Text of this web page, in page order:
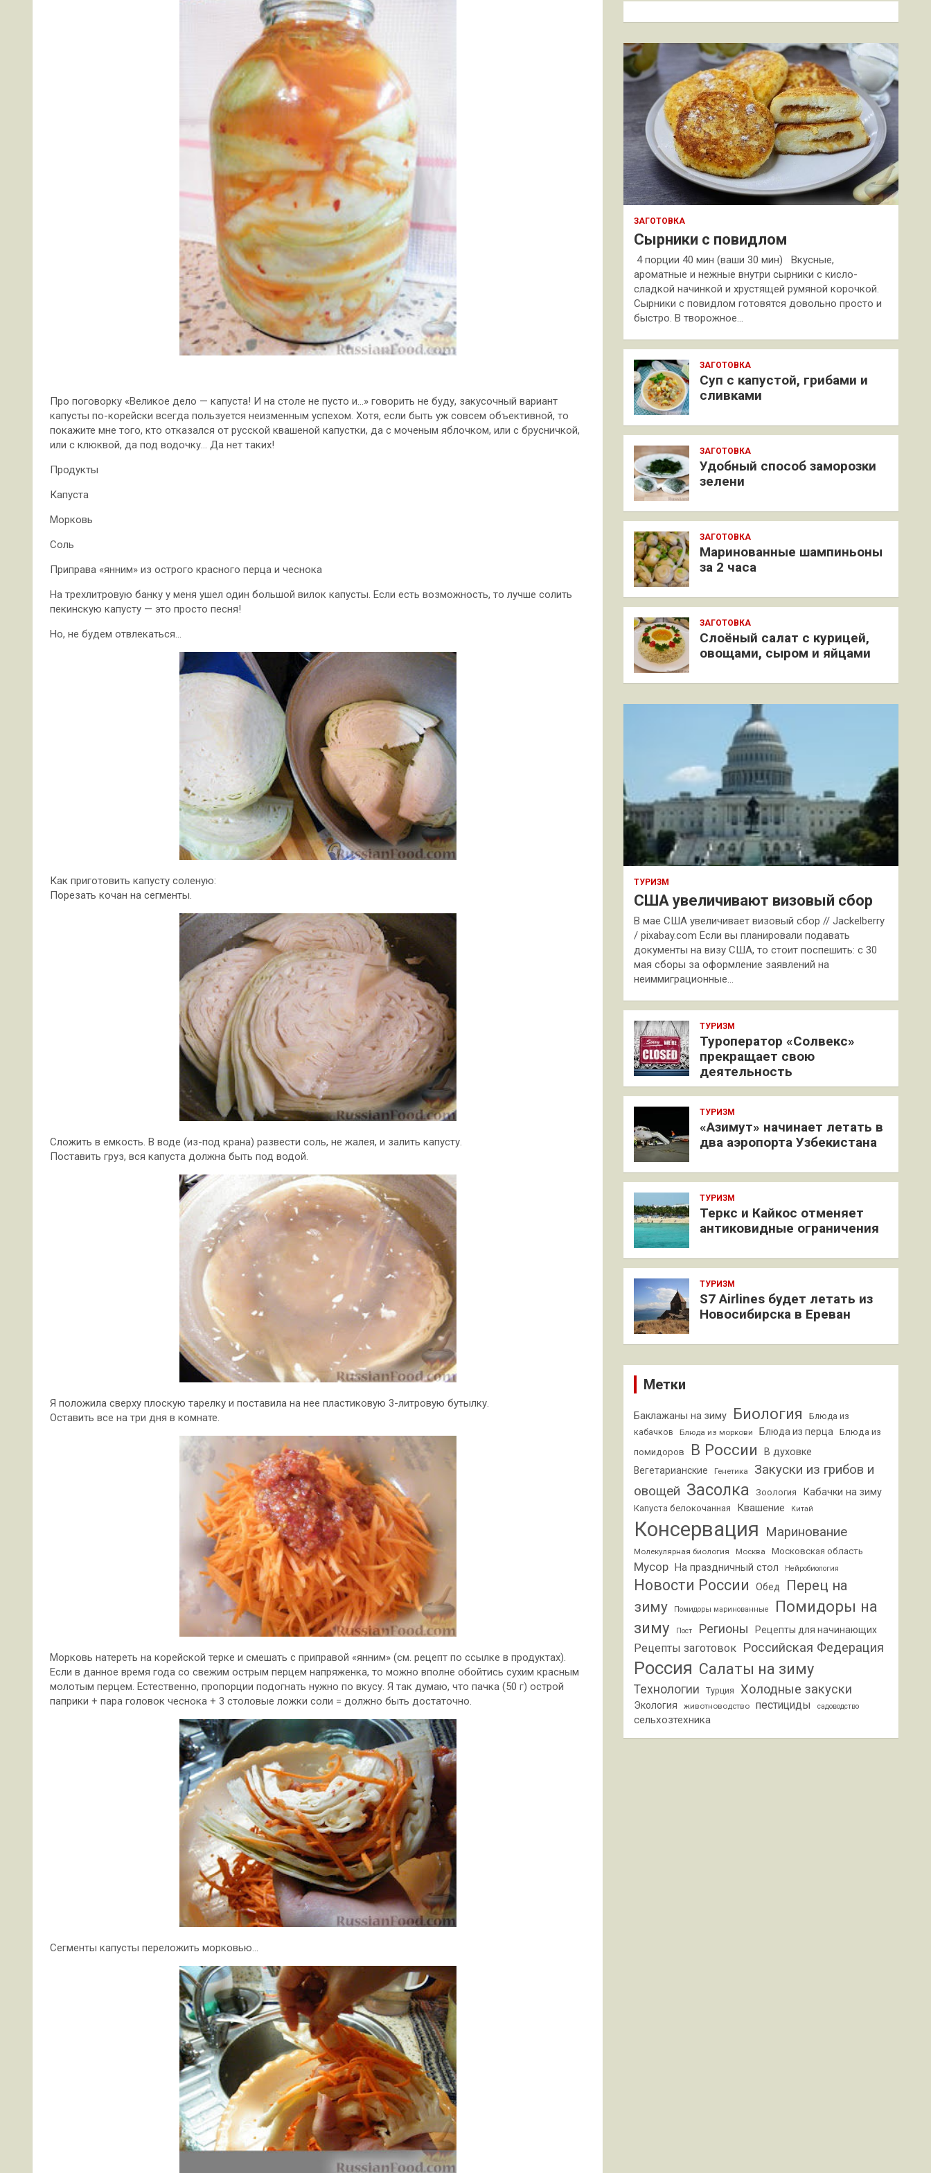
Про поговорку «Великое дело — капуста! И на столе не пусто и…» говорить не буду, закусочный вариант
капусты по-корейски всегда пользуется неизменным успехом. Хотя, если быть уж совсем объективной, то
покажите мне того, кто отказался от русской квашеной капустки, да с моченым яблочком, или с брусничкой,
или с клюквой, да под водочку… Да нет таких!
Продукты
Капуста
Морковь
Соль
Приправа «янним» из острого красного перца и чеснока
На трехлитровую банку у меня ушел один большой вилок капусты. Если есть возможность, то лучше солить
пекинскую капусту — это просто песня!
Но, не будем отвлекаться…
Как приготовить капусту соленую:
Порезать кочан на сегменты.
Сложить в емкость. В воде (из-под крана) развести соль, не жалея, и залить капусту.
Поставить груз, вся капуста должна быть под водой.
Я положила сверху плоскую тарелку и поставила на нее пластиковую 3-литровую бутылку.
Оставить все на три дня в комнате.
Морковь натереть на корейской терке и смешать с приправой «янним» (см. рецепт по ссылке в продуктах).
Если в данное время года со свежим острым перцем напряженка, то можно вполне обойтись сухим красным
молотым перцем. Естественно, пропорции подогнать нужно по вкусу. Я так думаю, что пачка (50 г) острой
паприки + пара головок чеснока + 3 столовые ложки соли = должно быть достаточно.
Сегменты капусты переложить морковью…
к
ЗАГОТОВКА
Сырники с повидлом
4 порции 40 мин (ваши 30 мин) Вкусные,
ароматные и нежные внутри сырники с кисло-
сладкой начинкой и хрустящей румяной корочкой.
Сырники с повидлом готовятся довольно просто и
быстро. В творожное…
ЗАГОТОВКА
Суп с капустой, грибами и
сливками
ЗАГОТОВКА
Удобный способ заморозки
зелени
ЗАГОТОВКА
Маринованные шампиньоны
за 2 часа
ЗАГОТОВКА
Слоёный салат с курицей,
овощами, сыром и яйцами
ТУРИЗМ
США увеличивают визовый сбор
В мае США увеличивает визовый сбор // Jackelberry
/ pixabay.com Если вы планировали подавать
документы на визу США, то стоит поспешить: с 30
мая сборы за оформление заявлений на
неиммиграционные…
ТУРИЗМ
Туроператор «Солвекс»
прекращает свою
деятельность
ТУРИЗМ
«Азимут» начинает летать в
два аэропорта Узбекистана
ТУРИЗМ
Теркс и Кайкос отменяет
антиковидные ограничения
ТУРИЗМ
S7 Airlines будет летать из
Новосибирска в Ереван
Метки
Баклажаны на зиму Биология
Блюда из
кабачков
Блюда из моркови Блюда из перца
Блюда из
помидоров
В России В духовке
Вегетарианские Генетика
Закуски из грибов и
овощей Засолка Зоология Кабачки на зиму
Капуста белокочанная Квашение Китай
Консервация Маринование
Молекулярная биология Москва Московская область
Мусор На праздничный стол Нейробиология
Новости России Обед
Перец на
зиму
Помидоры маринованные
Помидоры на
зиму
Пост Регионы Рецепты для начинающих
Рецепты заготовок Российская Федерация
Россия Салаты на зиму
Технологии Турция Холодные закуски
Экология животноводство пестициды садоводство
сельхозтехника